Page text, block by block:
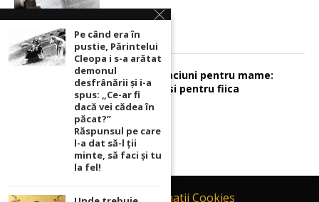
Sunt 2 rugaciuni pentru mame:
pentru fiu si pentru fiica
Contact Informatii Cookies
Pe când era în
pustie, Părintelui
Cleopa i s-a arătat
demonul
desfrânării şi i-a
spus: „Ce-ar fi
dacă vei cădea în
păcat?”
Răspunsul pe care
l-a dat să-l ții
minte, să faci și tu
la fel!